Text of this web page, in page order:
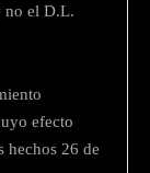
no el D.L.
efecto
hechos 26 de